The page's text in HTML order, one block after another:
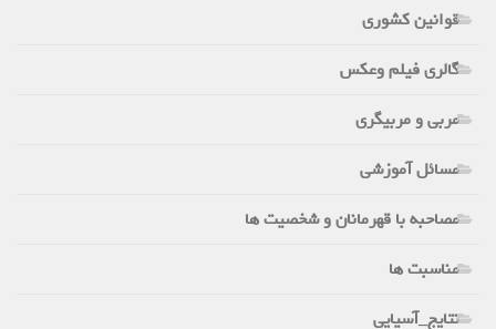
قوانین کشوری
گالری فیلم وعکس
مربی و مربیگری
مسائل آموزشی
مصاحبه با قهرمانان و شخصیت ها
مناسبت ها
نتایج_آسیایی